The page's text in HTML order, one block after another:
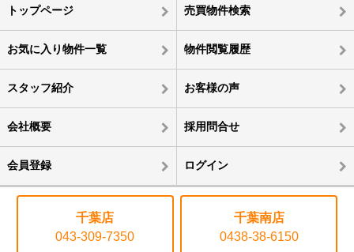
トップページ 売買物件検索
お気に入り物件一覧 物件閲覧履歴
スタッフ紹介 お客様の声
会社概要 採用問合せ
会員登録 ログイン
千葉店
043-309-7350
千葉南店
0438-38-6150